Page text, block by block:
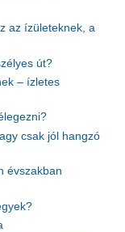
az ízületeknek, a
út?
– ízletes
csak jól hangzó
évszakban